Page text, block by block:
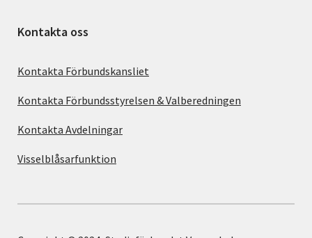
Kontakta oss
Kontakta Förbundskansliet
Kontakta Förbundsstyrelsen & Valberedningen
Kontakta Avdelningar
Visselblåsarfunktion